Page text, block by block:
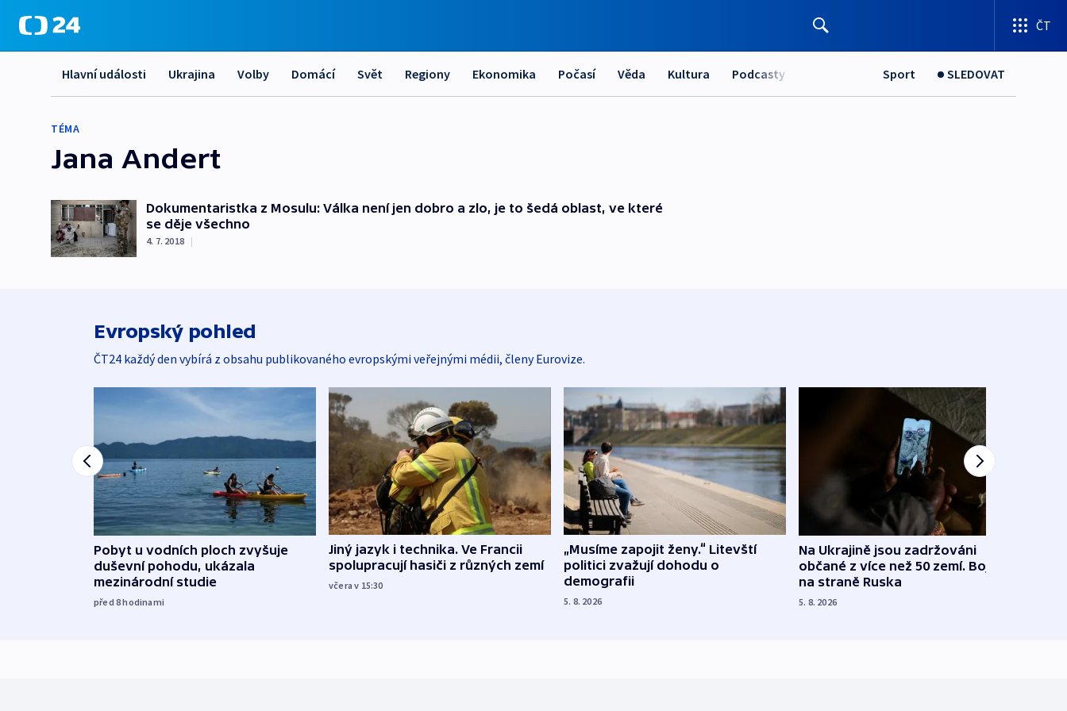
ČT
Hlavní události Ukrajina Volby Domácí Svět Regiony Ekonomika Počasí Věda Kultura Podcasty Sport SLEDOVAT
TÉMA
Jana Andert
Dokumentaristka z Mosulu: Válka není jen dobro a zlo, je to šedá oblast, ve které
se děje všechno
4. 7. 2018 |
Evropský pohled
ČT24 každý den vybírá z obsahu publikovaného evropskými veřejnými médii, členy Eurovize.
Pobyt u vodních ploch zvyšuje
duševní pohodu, ukázala
mezinárodní studie
před 8hodinami
Jiný jazyk i technika. Ve Francii
spolupracují hasiči z různých zemí
včera v 15:30
„Musíme zapojit ženy.“ Litevští
politici zvažují dohodu o
demografii
5. 8. 2026
Na Ukrajině jsou zadržováni
občané z více než 50 zemí. Bojovali
na straně Ruska
5. 8. 2026